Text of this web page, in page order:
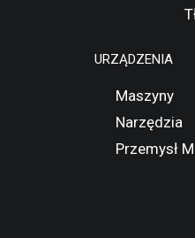
URZĄDZENIA
Maszyny
Narzędzia
Przemysł